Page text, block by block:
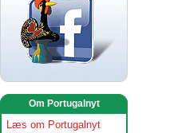
Om Portugalnyt
Læs om Portugalnyt